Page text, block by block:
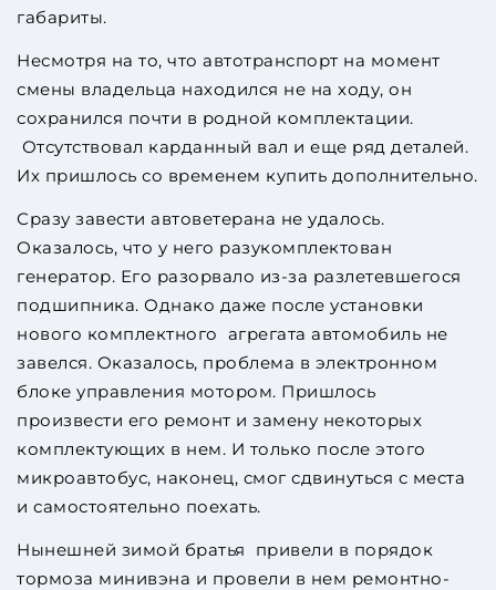
габариты.
Несмотря на то, что автотранспорт на момент
смены владельца находился не на ходу, он
сохранился почти в родной комплектации.
Отсутствовал карданный вал и еще ряд деталей.
Их пришлось со временем купить дополнительно.
Сразу завести автоветерана не удалось.
Оказалось, что у него разукомплектован
генератор. Его разорвало из-за разлетевшегося
подшипника. Однако даже после установки
нового комплектного агрегата автомобиль не
завелся. Оказалось, проблема в электронном
блоке управления мотором. Пришлось
произвести его ремонт и замену некоторых
комплектующих в нем. И только после этого
микроавтобус, наконец, смог сдвинуться с места
и самостоятельно поехать.
Нынешней зимой братья привели в порядок
тормоза минивэна и провели в нем ремонтно-